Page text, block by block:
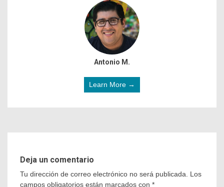
Antonio M.
Learn More →
Deja un comentario
Tu dirección de correo electrónico no será publicada.
Los
campos obligatorios están marcados con *